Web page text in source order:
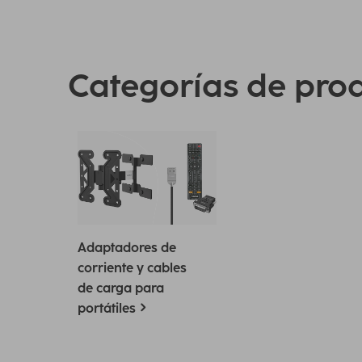
Categorías de
Adaptadores de
corriente y cables
de carga para
portátiles